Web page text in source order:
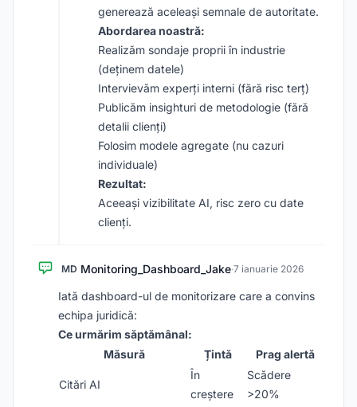
generează aceleași semnale de autoritate.
Abordarea noastră:
Realizăm sondaje proprii în industrie
(deținem datele)
Intervievăm experți interni (fără risc terț)
Publicăm insighturi de metodologie (fără
detalii clienți)
Folosim modele agregate (nu cazuri
individuale)
Rezultat:
Aceeași vizibilitate AI, risc zero cu date
clienți.
MD Monitoring_Dashboard_Jake·7 ianuarie 2026
Iată dashboard-ul de monitorizare care a convins
echipa juridică:
Ce urmărim săptămânal:
Măsură
Țintă Prag alertă
Citări AI
În
creștere
Scădere
>20%